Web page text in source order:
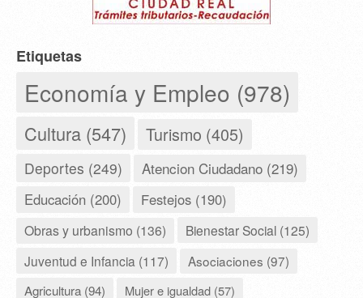
Etiquetas
Economía y Empleo (978)
Cultura (547) Turismo (405)
Deportes (249) Atencion Ciudadano (219)
Educación (200) Festejos (190)
Obras y urbanismo (136)
Bienestar Social (125)
Juventud e Infancia (117)
Asociaciones (97)
Agricultura (94)
Mujer e igualdad (57)